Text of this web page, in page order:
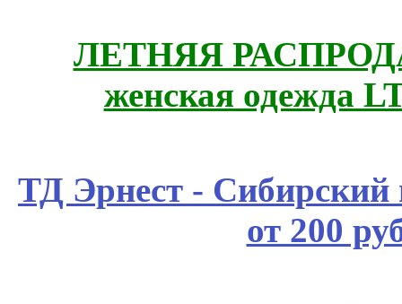
ЛЕТНЯЯ
женская одежда
ТД Эрнест - Сибирский
от 200